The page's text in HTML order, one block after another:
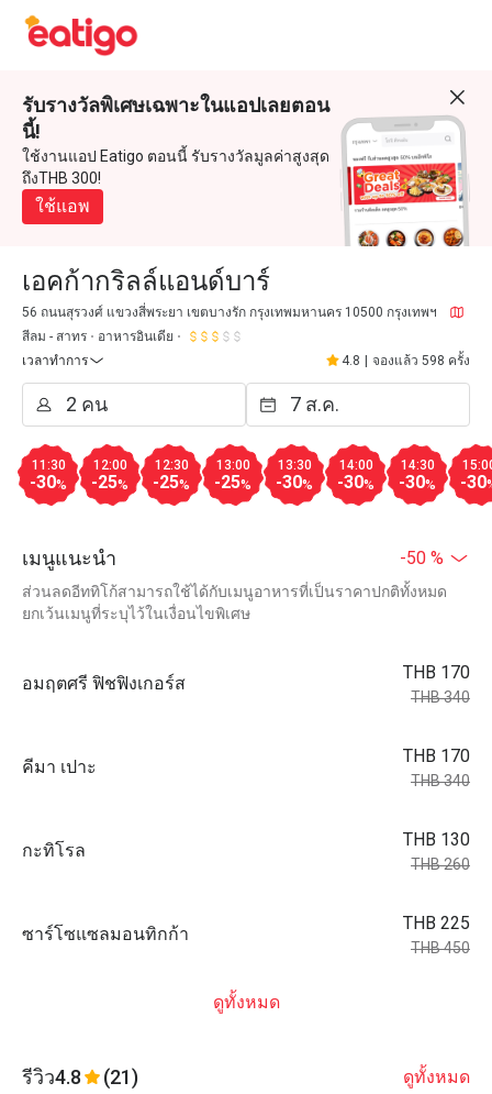
รับรางวัลพิเศษเฉพาะในแอปเลยตอน
นี้!
ใช้งานแอป Eatigo ตอนนี้ รับรางวัลมูลค่าสูงสุด
ถึงTHB 300!
ใช้แอพ
เอคก้ากริลล์แอนด์บาร์
56 ถนนสุรวงศ์ แขวงสี่พระยา เขตบางรัก กรุงเทพมหานคร 10500 กรุงเทพฯ
สีลม - สาทร
อาหารอินเดีย
เวลาทำการ
4.8 จองแล้ว 598 ครั้ง
11:30
-30%
12:00
-25%
12:30
-25%
13:00
-25%
13:30
-30%
14:00
-30%
14:30
-30% -30
เมนูแนะนำ -50 %
ส่วนลดอีททิโก้สามารถใช้ได้กับเมนูอาหารที่เป็นราคาปกติทั้งหมด
ยกเว้นเมนูที่ระบุไว้ในเงื่อนไขพิเศษ
อมฤตศรี ฟิชฟิงเกอร์ส
THB 170
THB 340
คีมา เปาะ
THB 170
THB 340
กะทิโรล
THB 130
THB 260
ซาร์โซแซลมอนทิกก้า
THB 225
THB 450
ดูทั้งหมด
รีวิว4.8 (21) ดูทั้งหมด